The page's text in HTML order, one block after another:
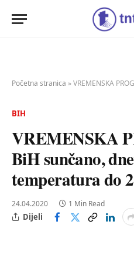
Početna stranica »VREMENSKA
BIH
VREMENSKA
BiH sunčano,
temperatura do
24.04.2020 1 Min Read
Dijeli